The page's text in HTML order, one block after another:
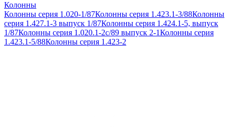
Колонны
Колонны серия 1.020-1/87Колонны серия 1.423.1-3/88Колонны
серия 1.427.1-3 выпуск 1/87Колонны серия 1.424.1-5, выпуск
1/87Колонны серия 1.020.1-2с/89 выпуск 2-1Колонны серия
1.423.1-5/88Колонны серия 1.423-2